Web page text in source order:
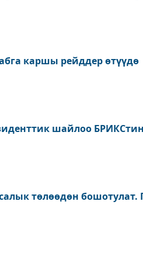
каршы рейддер өтүүдө
шайлоо
төлөөдөн